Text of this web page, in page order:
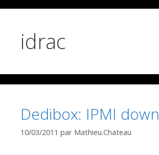
idrac
Dedibox: IPMI down
10/03/2011 par Mathieu.Chateau